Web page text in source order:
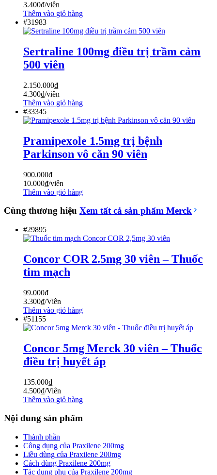
3.400₫/viên
Thêm vào giỏ hàng
#31983
Sertraline 100mg điều trị trầm cảm
500 viên
2.150.000₫
4.300₫/viên
Thêm vào giỏ hàng
#33345
Pramipexole 1.5mg trị bệnh
Parkinson vô căn 90 viên
900.000₫
10.000₫/viên
Thêm vào giỏ hàng
Cùng thương hiệu Xem tất cả sản phẩm Merck
#29895
Concor COR 2.5mg 30 viên – Thuốc
tim mạch
99.000₫
3.300₫/Viên
Thêm vào giỏ hàng
#51155
Concor 5mg Merck 30 viên – Thuốc
điều trị huyết áp
135.000₫
4.500₫/Viên
Thêm vào giỏ hàng
Nội dung sản phẩm
Thành phần
Công dụng của Praxilene 200mg
Liều dùng của Praxilene 200mg
Cách dùng Praxilene 200mg
Tác dụng phụ của Praxilene 200mg